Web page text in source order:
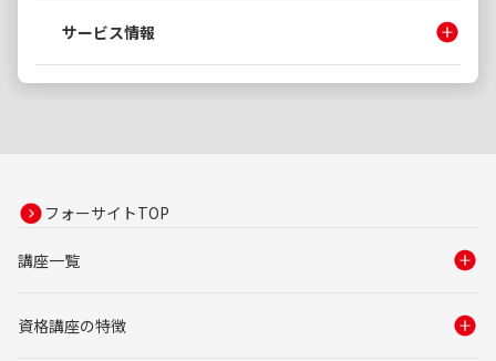
サービス情報
フォーサイトTOP
講座一覧
資格講座の特徴